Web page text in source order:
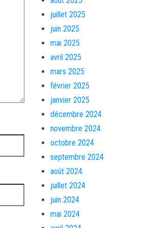
juillet 2025
juin 2025
mai 2025
avril 2025
mars 2025
février 2025
janvier 2025
décembre 2024
novembre 2024
octobre 2024
septembre 2024
août 2024
juillet 2024
juin 2024
mai 2024